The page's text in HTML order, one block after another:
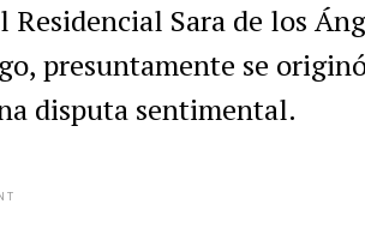
Sara de los
presuntamente se
disputa sentimental.